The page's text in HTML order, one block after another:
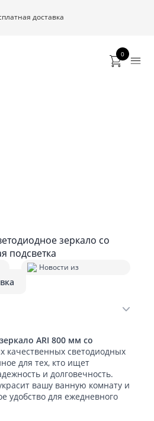
доставка
0
зеркало со
подсветка
Новости из
ARI 800 мм со
качественных светодиодных
для тех, кто ищет
и долговечность.
вашу ванную комнату и
удобство для ежедневного